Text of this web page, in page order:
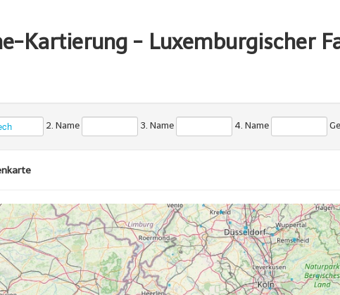
Kartierung - Luxemburgischer
2. Name 3. Name 4. Name